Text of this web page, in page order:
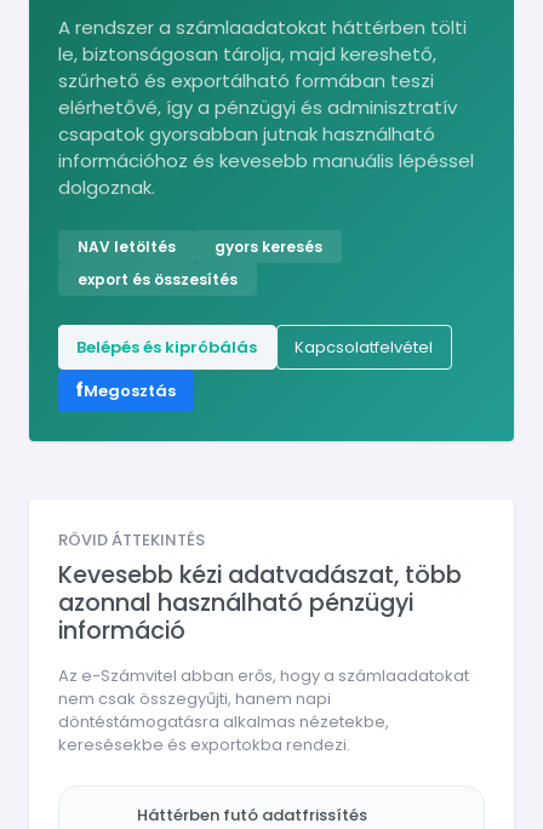
A rendszer a számlaadatokat háttérben tölti
le, biztonságosan tárolja, majd kereshető,
szűrhető és exportálható formában teszi
elérhetővé, így a pénzügyi és adminisztratív
csapatok gyorsabban jutnak használható
információhoz és kevesebb manuális lépéssel
dolgoznak.
NAV letöltés
gyors keresés
export és összesítés
Belépés és kipróbálás Kapcsolatfelvétel
fMegosztás
RÖVID ÁTTEKINTÉS
Kevesebb kézi adatvadászat, több
azonnal használható pénzügyi
információ
Az e-Számvitel abban erős, hogy a számlaadatokat
nem csak összegyűjti, hanem napi
döntéstámogatásra alkalmas nézetekbe,
keresésekbe és exportokba rendezi.
Háttérben futó adatfrissítés